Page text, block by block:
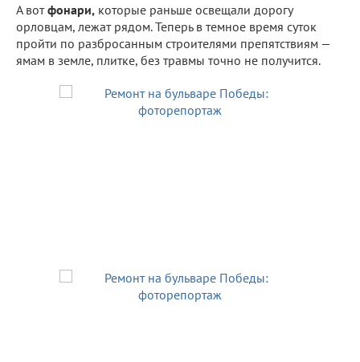
А вотфонари, которые раньше освещали дорогу
орловцам, лежат рядом. Теперь в темное время суток
пройти по разбросанным строителями препятствиям —
ямам в земле, плитке, без травмы точно не получится.